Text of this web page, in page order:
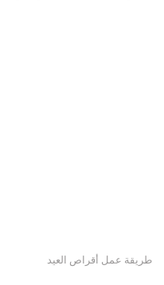
طريقة عمل أقراص العيد